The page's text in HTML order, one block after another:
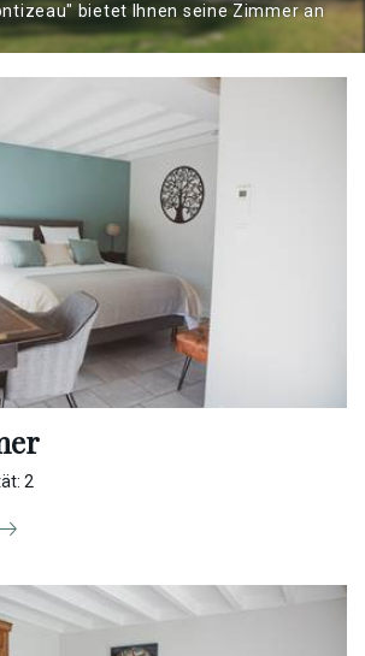
bietet Ihnen seine Zimmer an
2